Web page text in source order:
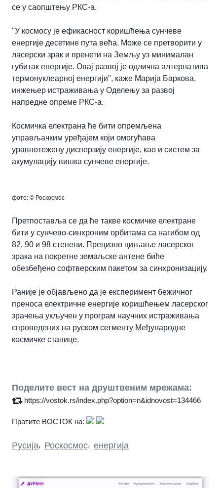
се у саопштењу РКС-а.
"У космосу је ефикасност коришћења сунчеве
енергије десетине пута већа. Може се претворити у
ласерски зрак и пренети на Земљу уз минималан
губитак енергије. Овај развој је одлична алтернатива
термонуклеарној енергији", каже Марија Баркова,
инжењер истраживања у Оделењу за развој
напредне опреме РКС-а.
Космичка електрана ће бити опремљена
управљачким уређајем који омогућава
уравнотежену дисперзију енергије, као и систем за
акумулацију вишка сунчеве енергије.
фото: © Роскосмос
Претпоставља се да ће такве космичке електране
бити у сунчево-синхроним орбитама са нагибом од
82, 90 и 98 степени. Прецизно циљање ласерског
зрака на покретне земаљске антене биће
обезбеђено софтверским пакетом за синхронизацију.
Раније је објављено да је експеримент бежичног
преноса електричне енергије коришћењем ласерског
зрачења укључен у програм научних истраживања
спроведених на руском сегменту Међународне
космичке станице.
Поделите вест на друштвеним мрежама:
https://vostok.rs/index.php?option=n&idnovost=134466
Пратите ВОСТОК на:
Русија, Роскосмос, енергија